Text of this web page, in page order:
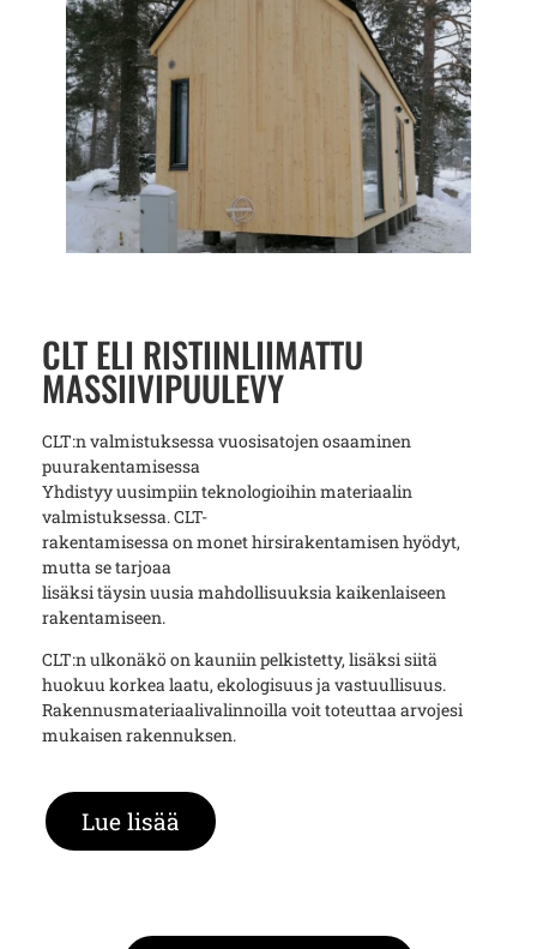
CLT ELI RISTIINLIIMATTU
MASSIIVIPUULEVY
CLT:n valmistuksessa vuosisatojen osaaminen
puurakentamisessa
Yhdistyy uusimpiin teknologioihin materiaalin
valmistuksessa. CLT-
rakentamisessa on monet hirsirakentamisen hyödyt,
mutta se tarjoaa
lisäksi täysin uusia mahdollisuuksia kaikenlaiseen
rakentamiseen.
CLT:n ulkonäkö on kauniin pelkistetty, lisäksi siitä
huokuu korkea laatu, ekologisuus ja vastuullisuus.
Rakennusmateriaalivalinnoilla voit toteuttaa arvojesi
mukaisen rakennuksen.
Lue lisää